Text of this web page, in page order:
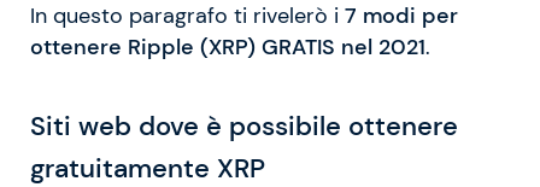
In questo paragrafo ti rivelerò i 7 modi per
ottenere Ripple (XRP) GRATIS nel 2021.
Siti web dove è possibile ottenere
gratuitamente XRP